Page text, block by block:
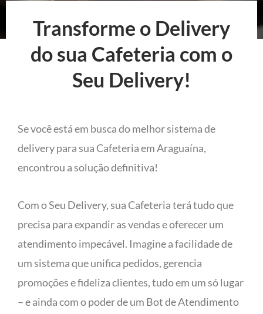
Transforme o Delivery
do sua Cafeteria com o
Seu Delivery!
Se você está em busca do melhor sistema de
delivery para sua Cafeteria em Araguaína,
encontrou a solução definitiva!
Com o Seu Delivery, sua Cafeteria terá tudo que
precisa para expandir as vendas e oferecer um
atendimento impecável. Imagine a facilidade de
um sistema que unifica pedidos, gerencia
promoções e fideliza clientes, tudo em um só lugar
– e ainda com o poder de um Bot de Atendimento